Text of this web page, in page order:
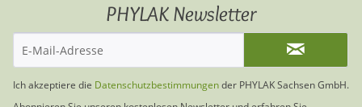
PHYLAK Newsletter
Ich akzeptiere die Datenschutzbestimmungender PHYLAK Sachsen GmbH.